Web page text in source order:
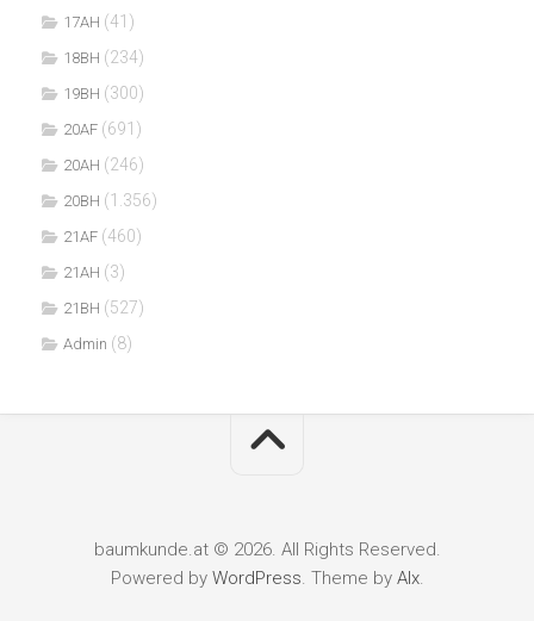
17AH (41)
18BH (234)
19BH (300)
20AF (691)
20AH (246)
20BH (1.356)
21AF (460)
21AH (3)
21BH (527)
Admin (8)
baumkunde.at © 2026. All Rights Reserved.
Powered by WordPress. Theme by Alx.